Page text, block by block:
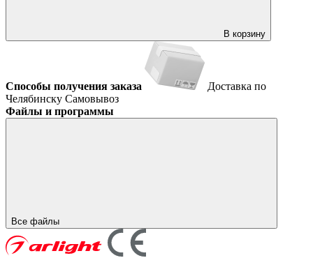
В корзину
Способы получения заказа
Доставка по
Челябинску Самовывоз
Файлы и программы
Все файлы